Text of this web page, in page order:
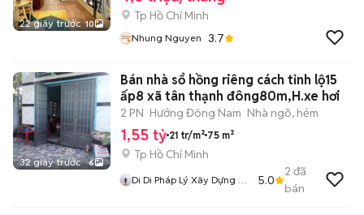
22 giây trước 10
Tp Hồ Chí Minh
Nhung Nguyen 3.7
32 giây trước 6
Bán nhà sổ hồng riêng cách tỉnh lộ15
ấp8 xã tân thạnh đông80m,H.xe hơi
2 PN Hướng Đông Nam Nhà ngõ, hẻm
1,55 tỷ 21 tr/m² 75 m²
Tp Hồ Chí Minh
Di Di Pháp Lý Xây Dựng Củ
5.0
2 đã
bán